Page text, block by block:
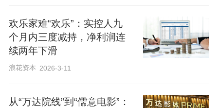
欢乐家难“欢乐”：实控人九
个月内三度减持，净利润连
续两年下滑
浪花资本 2026-3-11
从“万达院线”到“儒意电影”：